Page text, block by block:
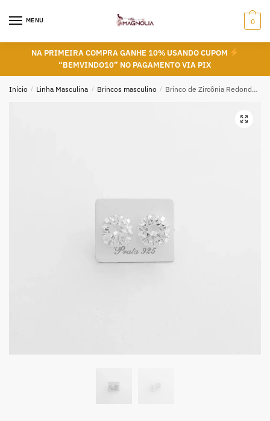
MENU 0
NA PRIMEIRA COMPRA GANHE 10% USANDO CUPOM
“BEMVINDO10” NO PAGAMENTO VIA PIX
Início / Linha Masculina / Brincos masculino / Brinco de Zircônia Redonda em Prata 925 – 10mm